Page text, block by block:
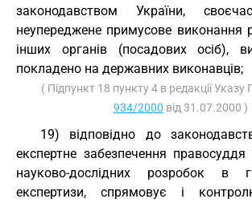
законодавством України,
неупереджене примусове виконання
інших органів (посадових осіб),
покладено на державних виконавців;
( Підпункт 18 пункту 4 в редакції Указу
934/2000 від 31.07.2000 )
19) відповідно до
експертне забезпечення
науково-дослідних розробок в
експертизи, спрямовує і